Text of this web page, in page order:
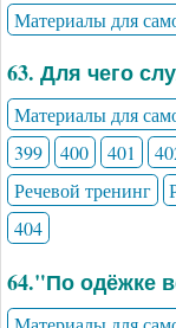
Материалы для
63. Для чего
Материалы для
399
400 401
Речевой тренинг
404
64."По одёжке